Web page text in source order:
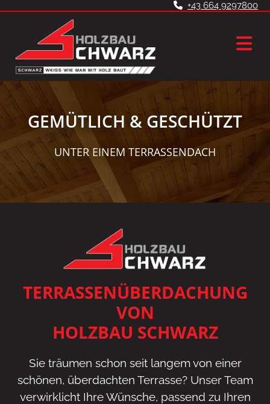
 +43 664 9297800
GEMÜTLICH & GESCHÜTZT
UNTER EINEM TERRASSENDACH
TERRASSENÜBERDACHUNG
VON
HOLZBAU SCHWARZ
Sie träumen schon seit langem von einer
schönen, überdachten Terrasse? Unser Team
verwirklicht Ihre Wünsche, passend zu Ihren